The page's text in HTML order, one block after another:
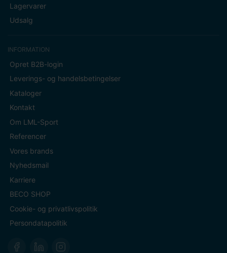
Lagervarer
Udsalg
INFORMATION
Opret B2B-login
Leverings- og handelsbetingelser
Kataloger
Kontakt
Om LML-Sport
Referencer
Vores brands
Nyhedsmail
Karriere
BECO SHOP
Cookie- og privatlivspolitik
Persondatapolitik